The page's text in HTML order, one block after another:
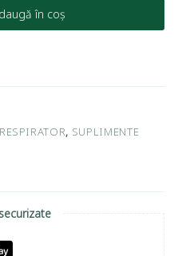
în coș
, SUPLIMENTE